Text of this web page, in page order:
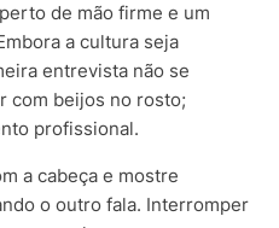
de mão firme e um
a cultura seja
entrevista não se
com beijos no rosto;
profissional.
a cabeça e mostre
o outro fala. Interromper